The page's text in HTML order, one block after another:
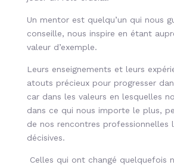
Un mentor est quelqu’un qui nous
conseille, nous inspire en étant
valeur d’exemple.
Leurs enseignements et leurs
atouts précieux pour progresser
car dans les valeurs en lesquelles
dans ce qui nous importe le plus,
de nos rencontres professionnelles
décisives.
Celles qui ont changé quelquefois